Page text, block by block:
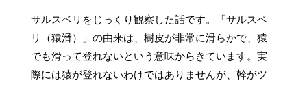
サルスベリをじっくり観察した話です。「サルスベ
リ（猿滑）」の由来は、樹皮が非常に滑らかで、猿
でも滑って登れないという意味からきています。実
際には猿が登れないわけではありませんが、幹がツ